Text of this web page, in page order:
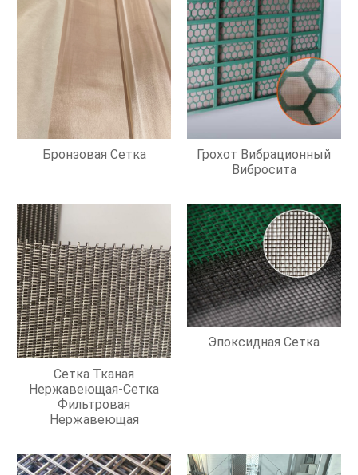
Бронзовая Сетка
Грохот Вибрационный
Вибросита
Сетка Тканая
Нержавеющая-Сетка
Фильтровая
Нержавеющая
Эпоксидная Сетка